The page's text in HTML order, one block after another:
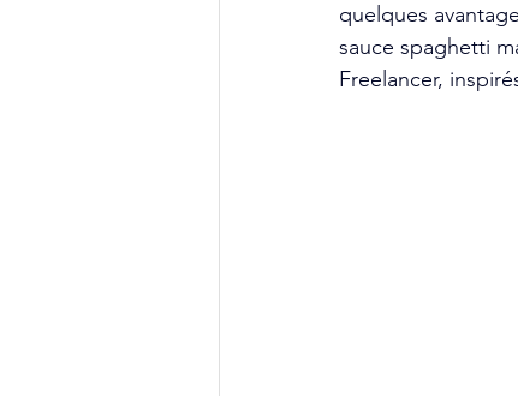
quelques
sauce spaghetti
Freelancer,